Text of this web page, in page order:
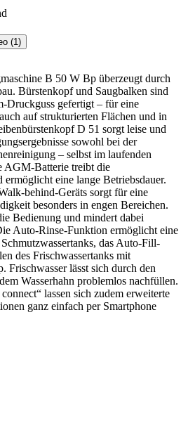
(1)
B 50 W Bp überzeugt durch
Bürstenkopf und Saugbalken sind
Druckguss gefertigt – für eine
auf strukturierten Flächen und in
D 51 sorgt leise und
sowohl bei der
– selbst im laufenden
AGM-Batterie treibt die
ermöglicht eine lange Betriebsdauer.
behind-Geräts sorgt für eine
besonders in engen Bereichen.
Bedienung und mindert dabei
Auto-Rinse-Funktion ermöglicht eine
das Auto-Fill-
des Frischwassertanks mit
Frischwasser lässt sich durch den
Wasserhahn problemlos nachfüllen.
lassen sich zudem erweiterte
ganz einfach per Smartphone